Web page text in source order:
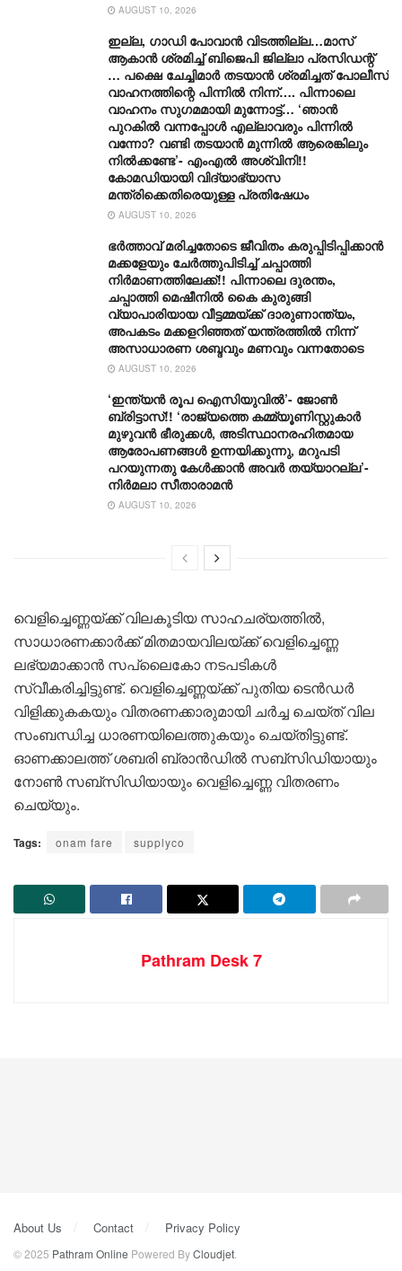
AUGUST 10, 2026
ഇല്ല, ​ഗാഡി പോവാൻ വിടത്തില്ല…മാസ്
ആകാൻ ശ്രമിച്ച് ബിജെപി ജില്ലാ പ്രസിഡന്റ്
… പക്ഷെ ചേച്ചിമാർ തടയാൻ ശ്രമിച്ചത് പോലീസ്
വാഹനത്തിന്റെ പിന്നിൽ നിന്ന്…. പിന്നാലെ
വാഹനം സു​ഗമമായി മുന്നോട്ട്… ‘ഞാൻ
പുറകിൽ വന്നപ്പോൾ എല്ലാവരും പിന്നിൽ
വന്നോ? വണ്ടി തടയാൻ മുന്നിൽ ആരെങ്കിലും
നിൽക്കണ്ടേ’- എംഎൽ അശ്വിനി!!
കോമഡിയായി വിദ്യാഭ്യാസ
മന്ത്രിക്കെതിരെയുള്ള പ്രതിഷേധം
AUGUST 10, 2026
ഭർത്താവ് മരിച്ചതോടെ ജീവിതം കരുപ്പിടിപ്പിക്കാൻ
മക്കളേയും ചേർത്തുപിടിച്ച് ചപ്പാത്തി
നിർമാണത്തിലേക്ക്!! പിന്നാലെ ദുരന്തം,
ചപ്പാത്തി മെഷീനിൽ കൈ കുരുങ്ങി
വ്യാപാരിയായ വീട്ടമ്മയ്ക്ക് ദാരുണാന്ത്യം,
അപകടം മക്കളറിഞ്ഞത് യന്ത്രത്തിൽ നിന്ന്
അസാധാരണ ശബ്ദവും മണവും വന്നതോടെ
AUGUST 10, 2026
‘ഇന്ത്യൻ രൂപ ഐസിയുവിൽ’- ജോൺ
ബ്രിട്ടാസ്!! ‘രാജ്യത്തെ കമ്മ്യൂണിസ്റ്റുകാർ
മുഴുവൻ ഭീരുക്കൾ, അടിസ്ഥാനരഹിതമായ
ആരോപണങ്ങൾ ഉന്നയിക്കുന്നു, മറുപടി
പറയുന്നതു കേൾക്കാൻ അവർ തയ്യാറല്ല’-
നിർമലാ സീതാരാമൻ
AUGUST 10, 2026
വെളിച്ചെണ്ണയ്ക്ക് വിലകൂടിയ സാഹചര്യത്തിൽ,
സാധാരണക്കാർക്ക് മിതമായവിലയ്ക്ക് വെളിച്ചെണ്ണ
ലഭ്യമാക്കാൻ സപ്ലൈകോ നടപടികള്‍
സ്വീകരിച്ചിട്ടുണ്ട്. വെളിച്ചെണ്ണയ്ക്ക് പുതിയ ടെൻഡർ
വിളിക്കുകകയും വിതരണക്കാരുമായി ചർച്ച ചെയ്ത് വില
സംബന്ധിച്ച ധാരണയിലെത്തുകയും ചെയ്തിട്ടുണ്ട്.
ഓണക്കാലത്ത് ശബരി ബ്രാൻഡിൽ സബ്സിഡിയായും
നോൺ സബ്സിഡിയായും വെളിച്ചെണ്ണ വിതരണം
ചെയ്യും.
Tags: onam fare supplyco
Pathram Desk 7
About Us Contact Privacy Policy
© 2025 Pathram Online Powered ByCloudjet